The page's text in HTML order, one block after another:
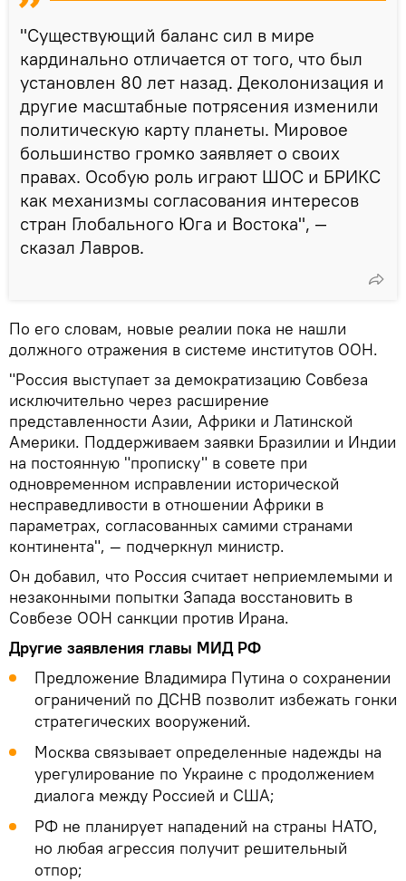
"Существующий баланс сил в мире
кардинально отличается от того, что был
установлен 80 лет назад. Деколонизация и
другие масштабные потрясения изменили
политическую карту планеты. Мировое
большинство громко заявляет о своих
правах. Особую роль играют ШОС и БРИКС
как механизмы согласования интересов
стран Глобального Юга и Востока", —
сказал Лавров.
По его словам, новые реалии пока не нашли
должного отражения в системе институтов ООН.
"Россия выступает за демократизацию Совбеза
исключительно через расширение
представленности Азии, Африки и Латинской
Америки. Поддерживаем заявки Бразилии и Индии
на постоянную "прописку" в совете при
одновременном исправлении исторической
несправедливости в отношении Африки в
параметрах, согласованных самими странами
континента", — подчеркнул министр.
Он добавил, что Россия считает неприемлемыми и
незаконными попытки Запада восстановить в
Совбезе ООН санкции против Ирана.
Другие заявления главы МИД РФ
Предложение Владимира Путина о сохранении
ограничений по ДСНВ позволит избежать гонки
стратегических вооружений.
Москва связывает определенные надежды на
урегулирование по Украине с продолжением
диалога между Россией и США;
РФ не планирует нападений на страны НАТО,
но любая агрессия получит решительный
отпор;